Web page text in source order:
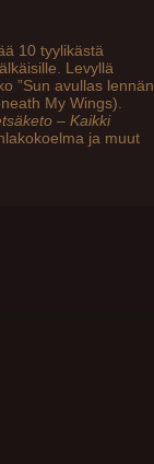
10 tyylikästä
Levyllä
”Sun avullas lennän
My Wings).
– Kaikki
ja muut